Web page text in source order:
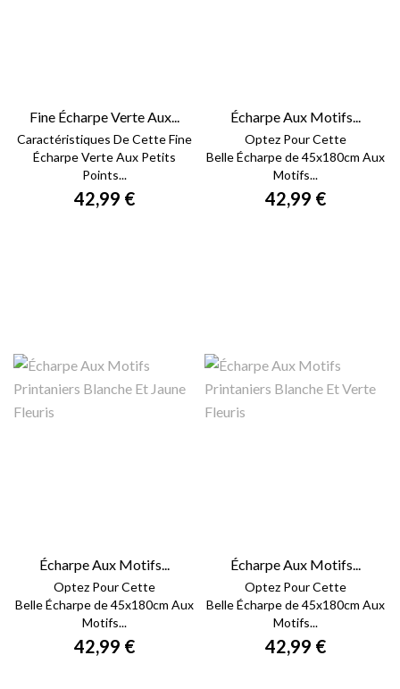
Fine Écharpe Verte Aux...
Caractéristiques De Cette Fine
Écharpe Verte Aux Petits
Points...
42,99 €
Écharpe Aux Motifs...
Optez Pour Cette
Belle Écharpe de 45x180cm Aux
Motifs...
42,99 €
Écharpe Aux Motifs...
Optez Pour Cette
Belle Écharpe de 45x180cm Aux
Motifs...
42,99 €
Écharpe Aux Motifs...
Optez Pour Cette
Belle Écharpe de 45x180cm Aux
Motifs...
42,99 €